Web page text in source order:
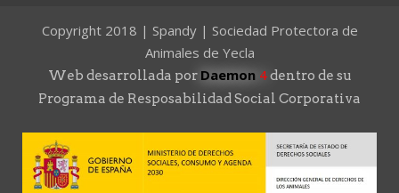
Copyright 2018 | Spandy | Sociedad Protectora de
Animales de Yecla
Web desarrollada por Daemon 4dentro de su
Programa de Resposabilidad Social Corporativa